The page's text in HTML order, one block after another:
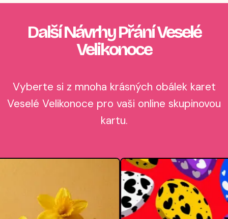
Další Návrhy Přání Veselé
Velikonoce
Vyberte si z mnoha krásných obálek karet
Veselé Velikonoce pro vaši online skupinovou
kartu.